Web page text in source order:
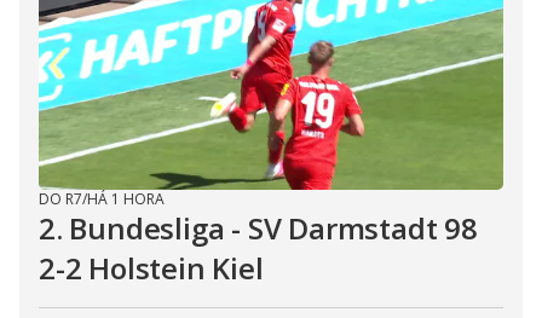
DO R7/HÁ 1 HORA
2. Bundesliga - SV Darmstadt 98
2-2 Holstein Kiel